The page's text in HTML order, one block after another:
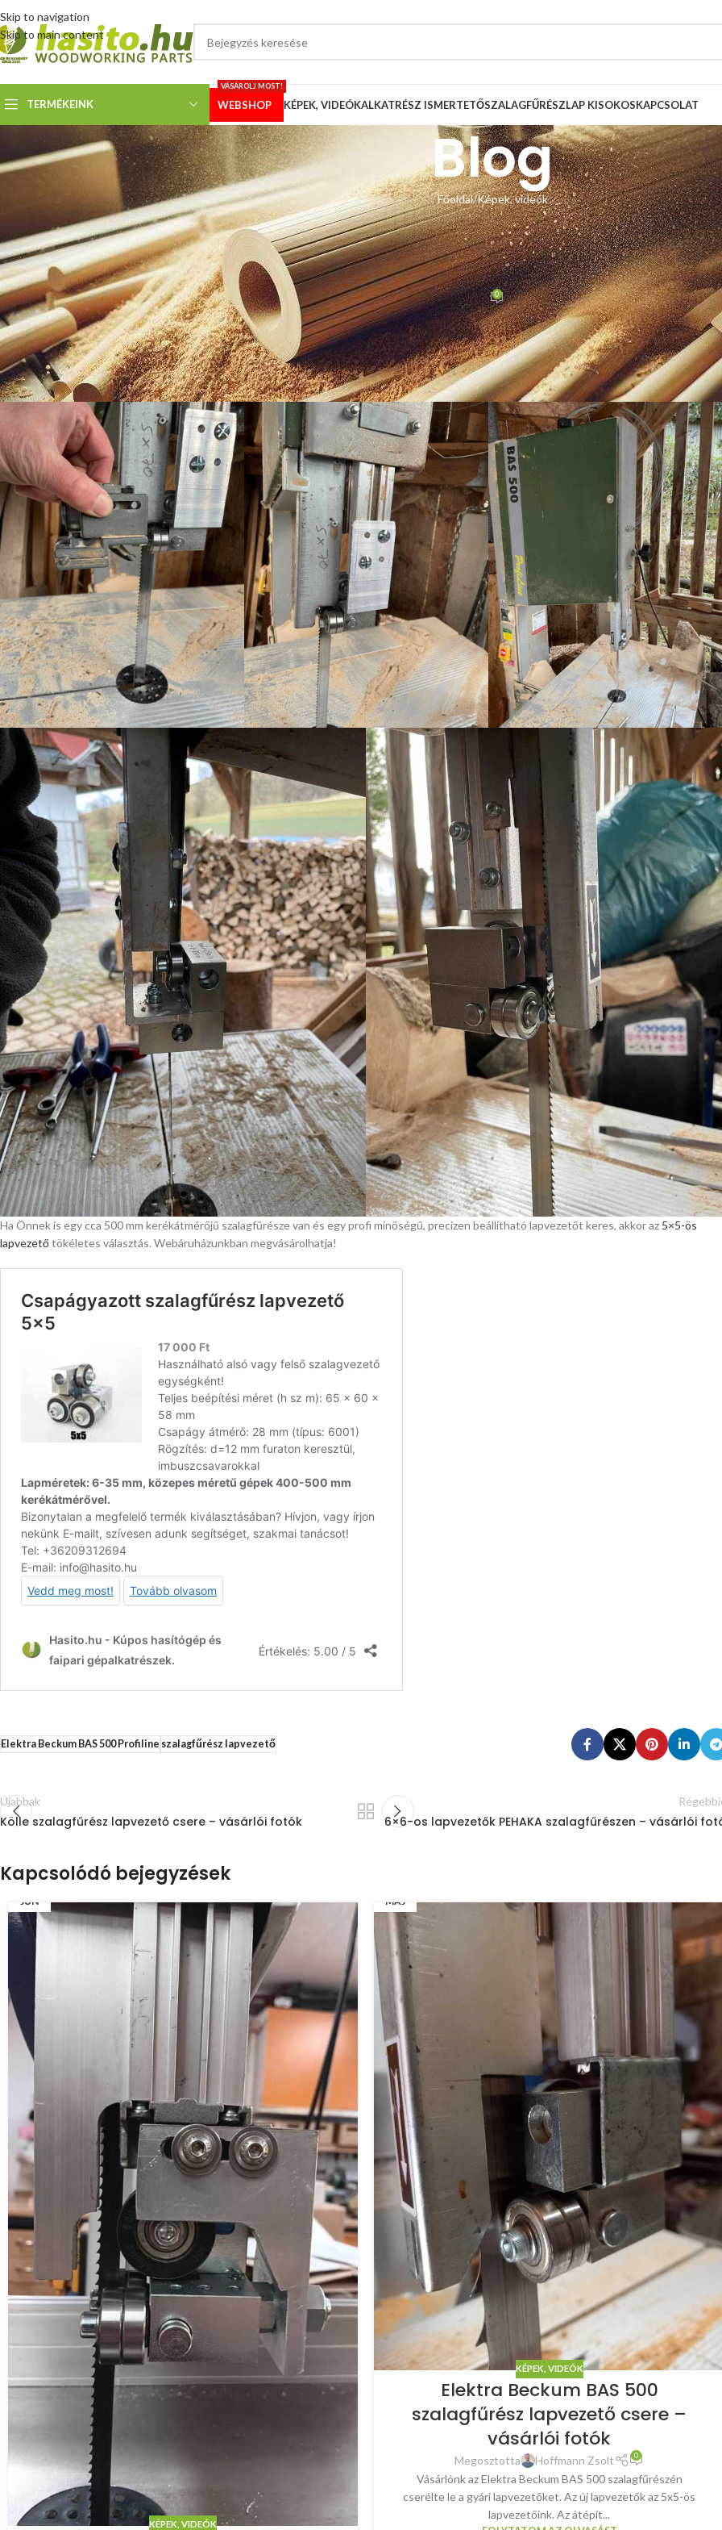
Skip to navigation
Skip to main content
TERMÉKEINK WEBSHOP
VÁSÁROLJ MOST!
KÉPEK, VIDEÓKALKATRÉSZ ISMERTETŐSZALAGFŰRÉSZLAP KISOKOSKAPCSOLAT
Blog
Főoldal Képek, videók
KÉPEK, VIDEÓK
Elektra Beckum BAS 500 Profiline lapvezető csere – vásárlói
fotók
Megosztotta Hoffmann ZsoltBe február 24, 2026 0
Vásárlónk az Elektra Beckum BAS 500 Profiline típusú szalagfűrésze gyári lapvezetőjét cserélte le az5×5-ös lapvezetőnkre. A fűrészgépre
rögzítést egy derékszögű alumínium elemből készített konzollal oldotta meg. A konzolt is vevőnk készítette. Köszönjük a képeket és jó munkát
kívánunk a géppel!
Ha Önnek is egy cca 500 mm kerékátmérőjű szalagfűrésze van és egy profi minőségű, precízen beállítható lapvezetőt keres, akkor az 5×5-ös
lapvezetőtökéletes választás. Webáruházunkban megvásárolhatja!
Elektra Beckum BAS 500 Profiline szalagfűrész lapvezető
Újabbak
Kölle szalagfűrész lapvezető csere – vásárlói fotók 6×6-os lapvezetők PEHAKA szalagfűrészen – vásárlói
Kapcsolódó bejegyzések
17
JÚN
KÉPEK, VIDEÓK
MÁJ
KÉPEK, VIDEÓK
Elektra Beckum BAS 500
szalagfűrész lapvezető csere –
vásárlói fotók
Megosztotta Hoffmann Zsolt 0
Vásárlónk az Elektra Beckum BAS 500 szalagfűrészén
cserélte le a gyári lapvezetőket. Az új lapvezetők az 5x5-ös
lapvezetőink. Az átépít...